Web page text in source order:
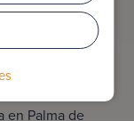
en Sevilla
en Teruel
A Coruña
en Palma de